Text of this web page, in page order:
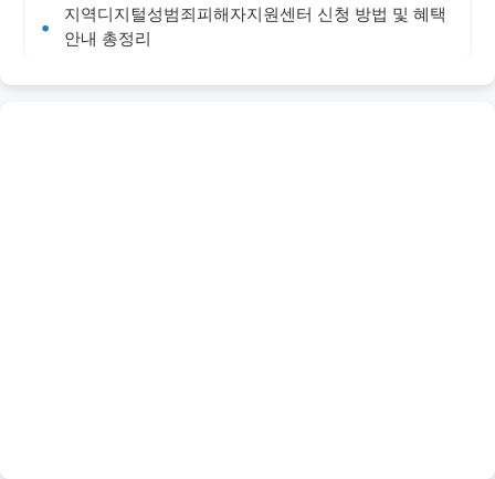
지역디지털성범죄피해자지원센터 신청 방법 및 혜택
안내 총정리